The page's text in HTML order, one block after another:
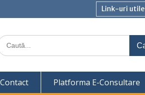
Link-uri utile
Contact Platforma E-Consultare